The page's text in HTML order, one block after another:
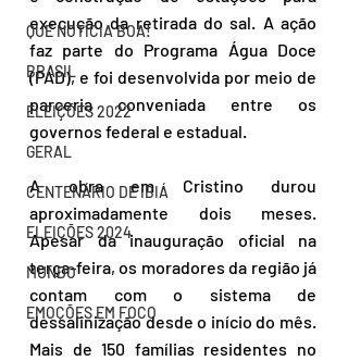
QUE NOTÍCIA BOA!
BRASIL
ELEIÇÕES 2022
GERAL
CENTENÁRIO DE IBIÁ
ELEIÇÕES 2024
MUNDO
EMOÇÕES EM FOCO
execução da retirada do sal. A ação
faz parte do Programa Água Doce
(PAD), e foi desenvolvida por meio de
parceria conveniada entre os
governos federal e estadual.
A obra em Cristino durou
aproximadamente dois meses.
Apesar da inauguração oficial na
terça-feira, os moradores da região já
contam com o sistema de
dessalinização desde o início do mês.
Mais de 150 famílias residentes no